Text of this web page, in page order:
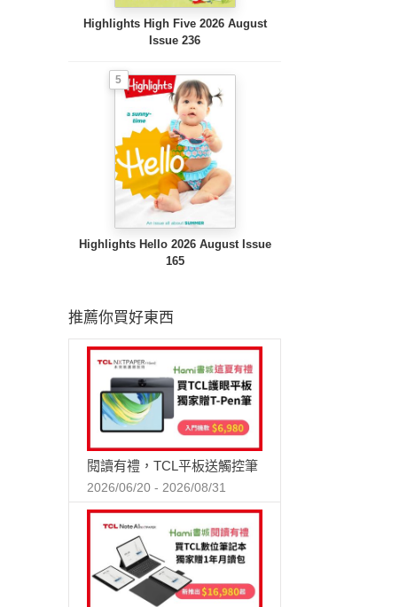
Highlights High Five 2026 August
Issue 236
5
Highlights Hello 2026 August Issue
165
推薦你買好東西
閱讀有禮，TCL平板送觸控筆
2026/06/20 - 2026/08/31